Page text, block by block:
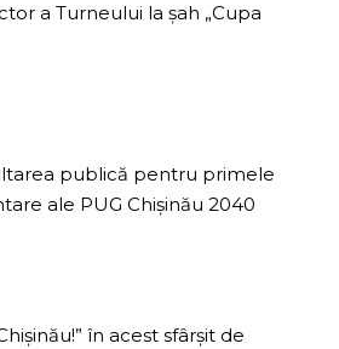
a Turneului la șah „Cupa
publică pentru primele
ale PUG Chișinău 2040
în acest sfârșit de